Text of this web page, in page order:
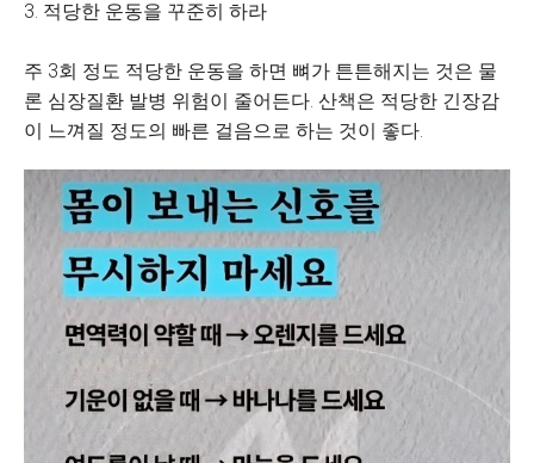
3. 적당한 운동을 꾸준히 하라
주 3회 정도 적당한 운동을 하면 뼈가 튼튼해지는 것은 물
론 심장질환 발병 위험이 줄어든다. 산책은 적당한 긴장감
이 느껴질 정도의 빠른 걸음으로 하는 것이 좋다.